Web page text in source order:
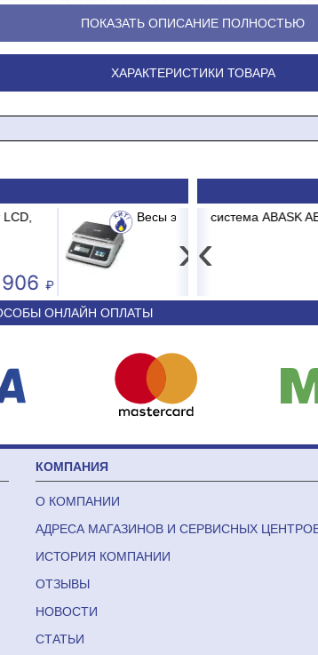
ПОКАЗАТЬ ОПИСАНИЕ ПОЛНОСТЬЮ
ХАРАКТЕРИСТИКИ ТОВАРА
-15CD до 15 кг 2/5г
›
ABK-12 BRG/TC2/E1 BURGOS BLACK
‹
ОНЛАЙН ОПЛАТЫ
КОМПАНИЯ
О КОМПАНИИ
АДРЕСА МАГАЗИНОВ И СЕРВИСНЫХ
ИСТОРИЯ КОМПАНИИ
ОТЗЫВЫ
НОВОСТИ
СТАТЬИ